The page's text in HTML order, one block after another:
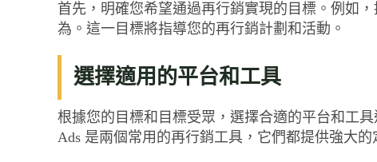
首先，明確您希望通過再行銷實現的目標。例如
為。這一目標將指導您的再行銷計劃和活動。
選擇適用的平台和工具
根據您的目標和目標受眾，選擇合適的平台和工具
Ads 是兩個常用的再行銷工具，它們都提供強大的